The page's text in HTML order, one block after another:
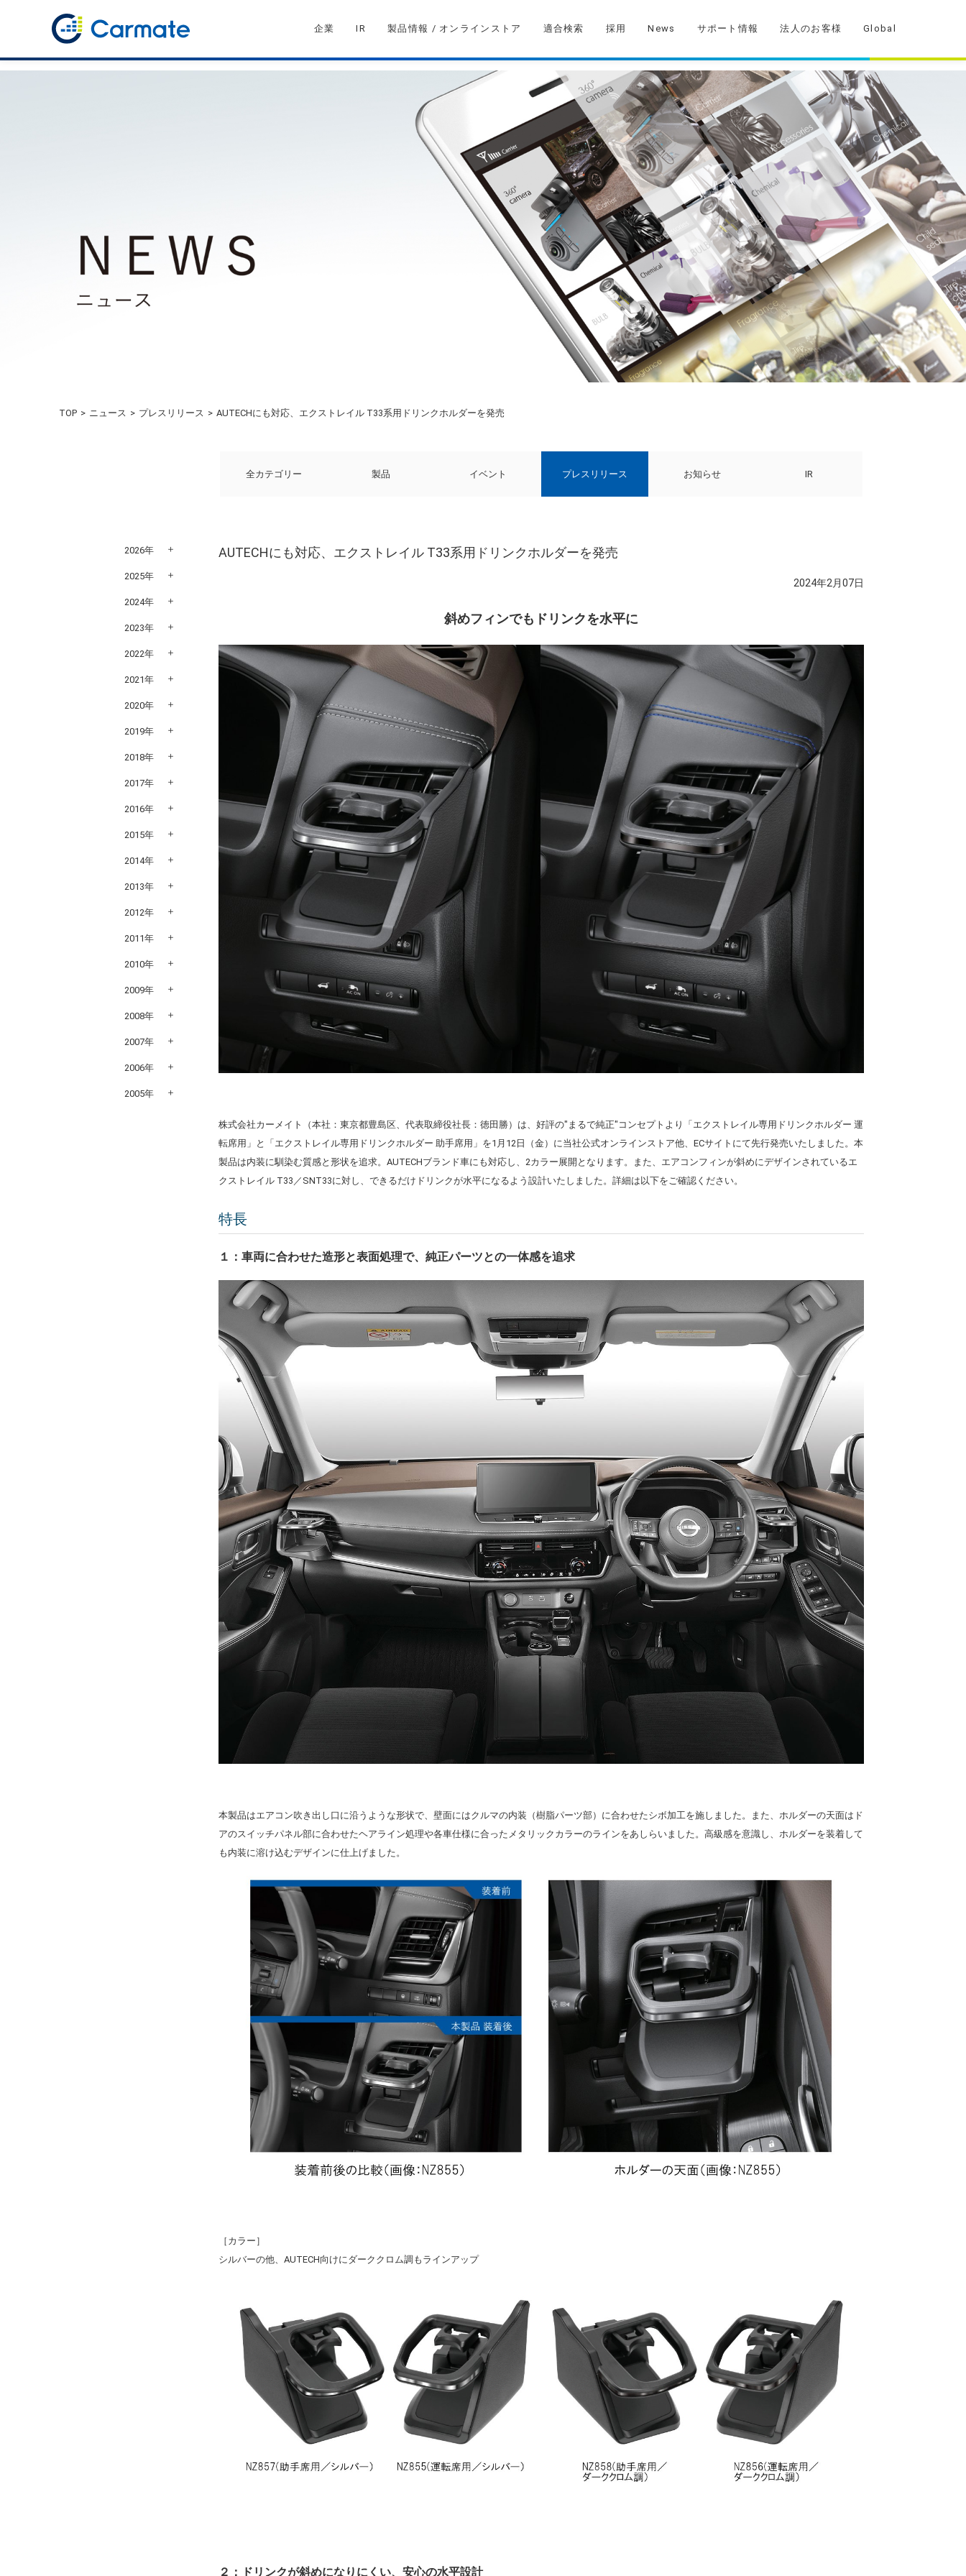
企業 IR 製品情報 / オンラインストア 適合検索 採用 News サポート情報 法人のお客様 Global
TOP ニュース プレスリリース AUTECHにも対応、エクストレイル T33系用ドリンクホルダーを発売
全カテゴリー 製品 イベント プレスリリース お知らせ IR
AUTECHにも対応、エクストレイル T33系用ドリンクホルダーを発売
2024年2月07日
斜めフィンでもドリンクを水平に
株式会社カーメイト（本社：東京都豊島区、代表取締役社長：徳田勝）は、好評の"まるで純正"コンセプトより「エクストレイル専用ドリンクホルダー 運
転席用」と「エクストレイル専用ドリンクホルダー 助手席用」を1月12日（金）に当社公式オンラインストア他、ECサイトにて先行発売いたしました。本
製品は内装に馴染む質感と形状を追求。AUTECHブランド車にも対応し、2カラー展開となります。また、エアコンフィンが斜めにデザインされているエ
クストレイル T33／SNT33に対し、できるだけドリンクが水平になるよう設計いたしました。詳細は以下をご確認ください。
特長
１：車両に合わせた造形と表面処理で、純正パーツとの一体感を追求
本製品はエアコン吹き出し口に沿うような形状で、壁面にはクルマの内装（樹脂パーツ部）に合わせたシボ加工を施しました。また、ホルダーの天面はド
アのスイッチパネル部に合わせたヘアライン処理や各車仕様に合ったメタリックカラーのラインをあしらいました。高級感を意識し、ホルダーを装着して
も内装に溶け込むデザインに仕上げました。
［カラー］
シルバーの他、AUTECH向けにダーククロム調もラインアップ
２：ドリンクが斜めになりにくい、安心の水平設計
2026年
2025年
2024年
2023年
2022年
2021年
2020年
2019年
2018年
2017年
2016年
2015年
2014年
2013年
2012年
2011年
2010年
2009年
2008年
2007年
2006年
2005年